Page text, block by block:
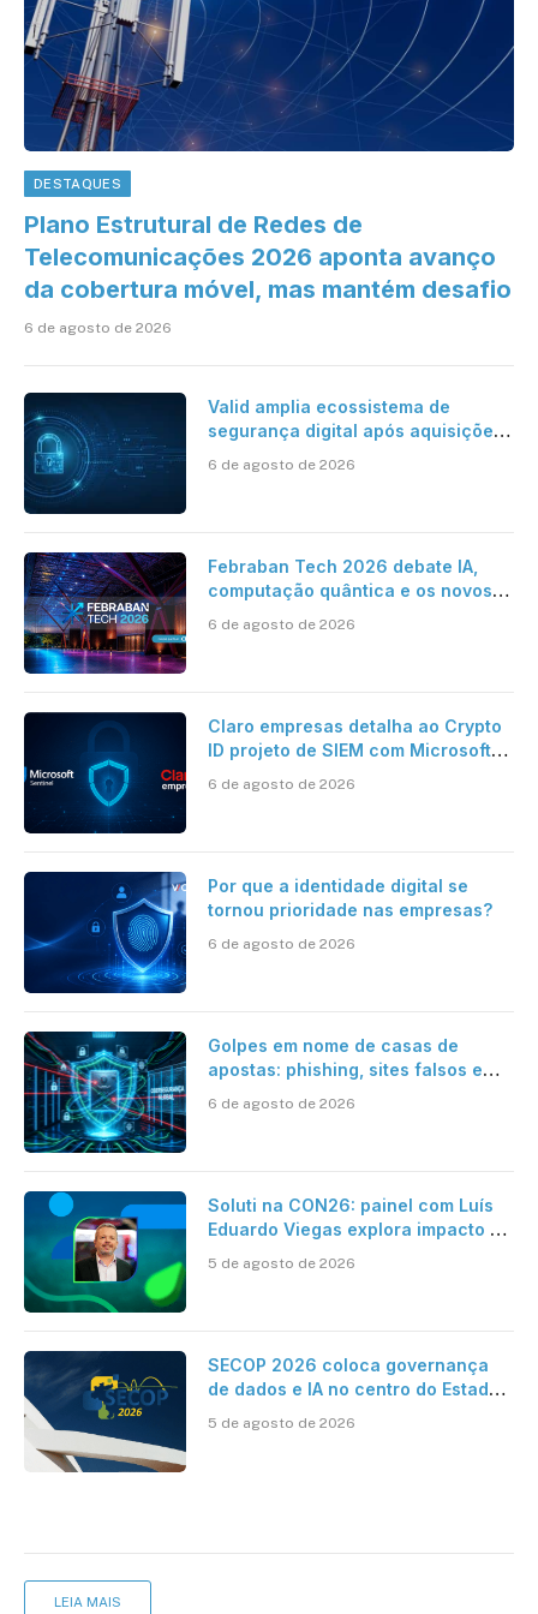
DESTAQUES
Plano Estrutural de Redes de
Telecomunicações 2026 aponta avanço
da cobertura móvel, mas mantém desafio
6 de agosto de 2026
Valid amplia ecossistema de
segurança digital após aquisições
6 de agosto de 2026
Febraban Tech 2026 debate IA,
computação quântica e os novos
6 de agosto de 2026
Claro empresas detalha ao Crypto
ID projeto de SIEM com Microsoft
automatizada
6 de agosto de 2026
Por que a identidade digital se
tornou prioridade nas empresas?
6 de agosto de 2026
Golpes em nome de casas de
apostas: phishing, sites falsos e
6 de agosto de 2026
Soluti na CON26: painel com Luís
Eduardo Viegas explora impacto de
Contabilidade
5 de agosto de 2026
SECOP 2026 coloca governança
de dados e IA no centro do Estado
5 de agosto de 2026
LEIA MAIS